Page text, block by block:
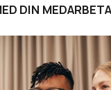
DIN